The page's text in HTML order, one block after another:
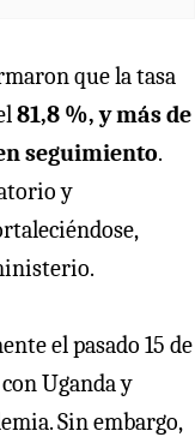
que la tasa
81,8 %, y más de
seguimiento.
y
el pasado 15 de
Uganda y
Sin embargo,